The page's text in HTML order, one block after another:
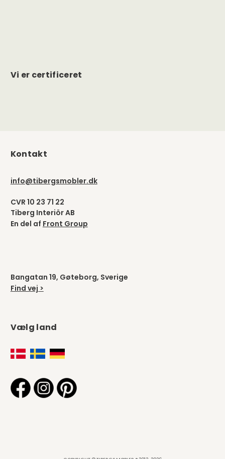
Vi er certificeret
Kontakt
info@tibergsmobler.dk
CVR 10 23 71 22
Tiberg Interiör AB
En del af Front Group
Bangatan 19, Gøteborg, Sverige
Find vej >
Vælg land